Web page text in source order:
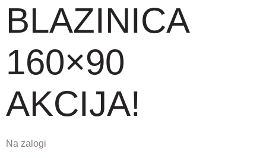
BLAZINICA
160×90
AKCIJA!
Na zalogi